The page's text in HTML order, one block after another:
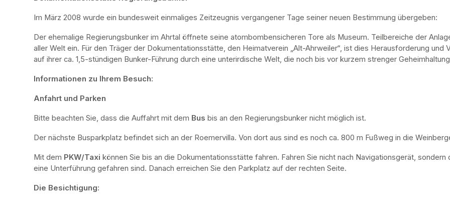
Im März 2008 wurde ein bundesweit einmaliges Zeitzeugnis vergangener Tage seiner neuen Bestimmung übergeben:
Der ehemalige Regierungsbunker im Ahrtal öffnete seine atombombensicheren Tore als Museum. Teilbereiche der
aller Welt ein. Für den Träger der Dokumentationsstätte, den Heimatverein „Alt-Ahrweiler“, ist dies Herausforderung
auf ihrer ca. 1,5-stündigen Bunker-Führung durch eine unterirdische Welt, die noch bis vor kurzem strenger
Informationen zu Ihrem Besuch:
Anfahrt und Parken
Bitte beachten Sie, dass die Auffahrt mit dem Bus bis an den Regierungsbunker nicht möglich ist.
Der nächste Busparkplatz befindet sich an der Roemervilla. Von dort aus sind es noch ca. 800 m Fußweg in die
Mit dem PKW/Taxi können Sie bis an die Dokumentationsstätte fahren. Fahren Sie nicht nach Navigationsgerät,
eine Unterführung gefahren sind. Danach erreichen Sie den Parkplatz auf der rechten Seite.
Die Besichtigung: